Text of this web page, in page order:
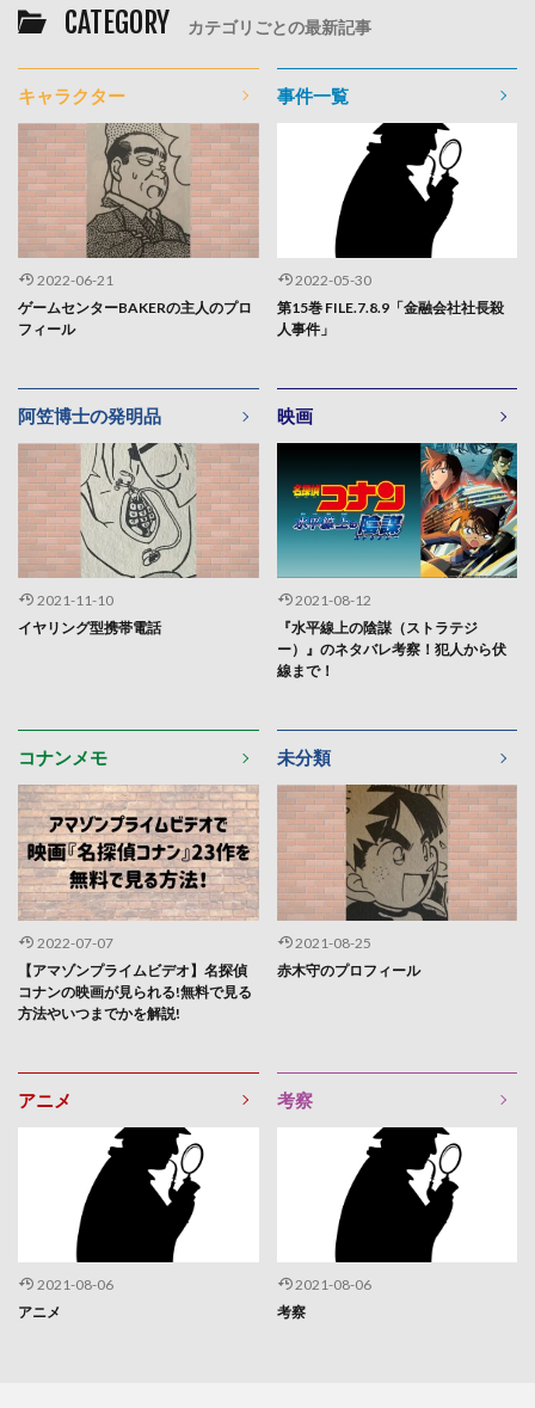
CATEGORY カテゴリごとの最新記事
キャラクター
2022-06-21
ゲームセンターBAKERの主人のプロ
フィール
事件一覧
2022-05-30
第15巻 FILE.7.8.9「金融会社社長殺
人事件」
阿笠博士の発明品
2021-11-10
イヤリング型携帯電話
映画
2021-08-12
『水平線上の陰謀（ストラテジ
ー）』のネタバレ考察！犯人から伏
線まで！
コナンメモ
2022-07-07
【アマゾンプライムビデオ】名探偵
コナンの映画が見られる!無料で見る
方法やいつまでかを解説!
未分類
2021-08-25
赤木守のプロフィール
アニメ
2021-08-06
アニメ
考察
2021-08-06
考察